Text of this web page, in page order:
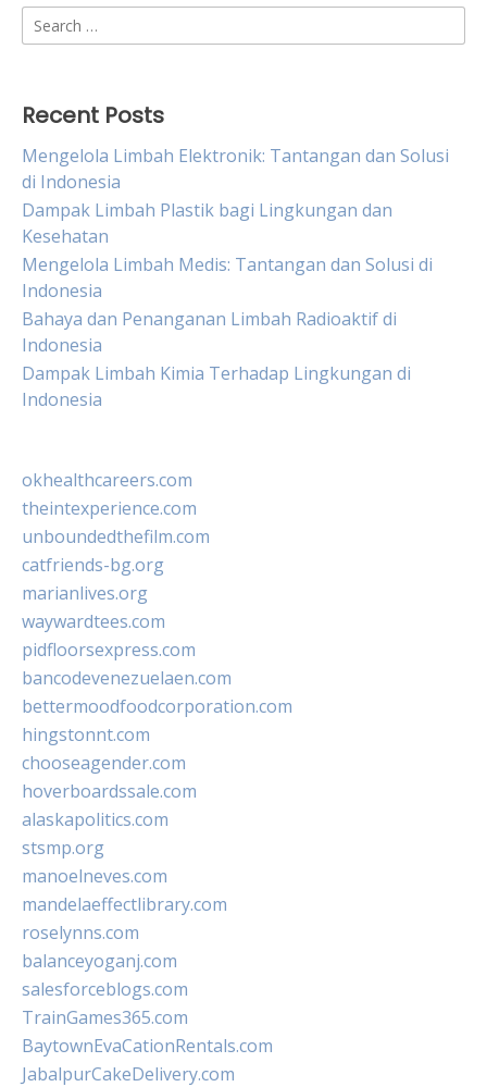
Search
for:
Recent Posts
Mengelola Limbah Elektronik: Tantangan dan Solusi
di Indonesia
Dampak Limbah Plastik bagi Lingkungan dan
Kesehatan
Mengelola Limbah Medis: Tantangan dan Solusi di
Indonesia
Bahaya dan Penanganan Limbah Radioaktif di
Indonesia
Dampak Limbah Kimia Terhadap Lingkungan di
Indonesia
okhealthcareers.com
theintexperience.com
unboundedthefilm.com
catfriends-bg.org
marianlives.org
waywardtees.com
pidfloorsexpress.com
bancodevenezuelaen.com
bettermoodfoodcorporation.com
hingstonnt.com
chooseagender.com
hoverboardssale.com
alaskapolitics.com
stsmp.org
manoelneves.com
mandelaeffectlibrary.com
roselynns.com
balanceyoganj.com
salesforceblogs.com
TrainGames365.com
BaytownEvaCationRentals.com
JabalpurCakeDelivery.com